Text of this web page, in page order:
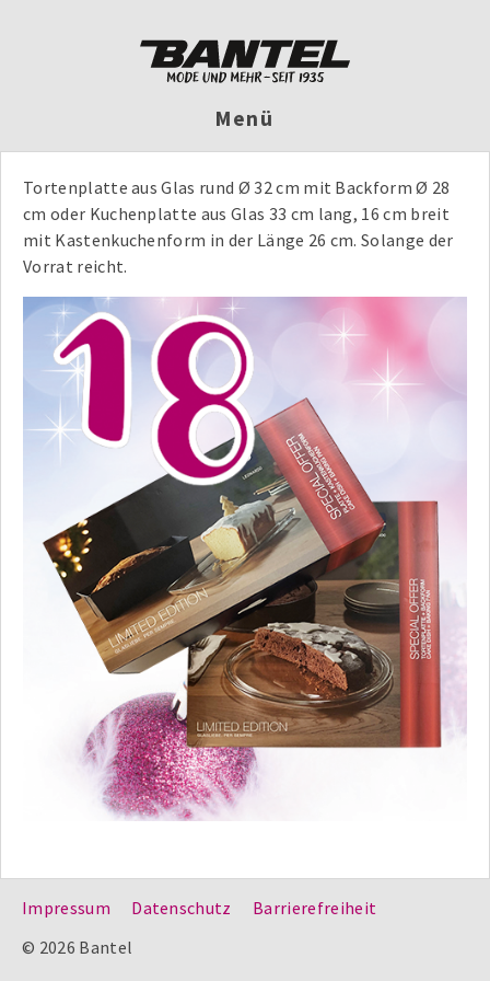
Menü
Tortenplatte aus Glas rund Ø 32 cm mit Backform Ø 28
cm oder Kuchenplatte aus Glas 33 cm lang, 16 cm breit
mit Kastenkuchenform in der Länge 26 cm. Solange der
Vorrat reicht.
Impressum Datenschutz
Barrierefreiheit
© 2026 Bantel